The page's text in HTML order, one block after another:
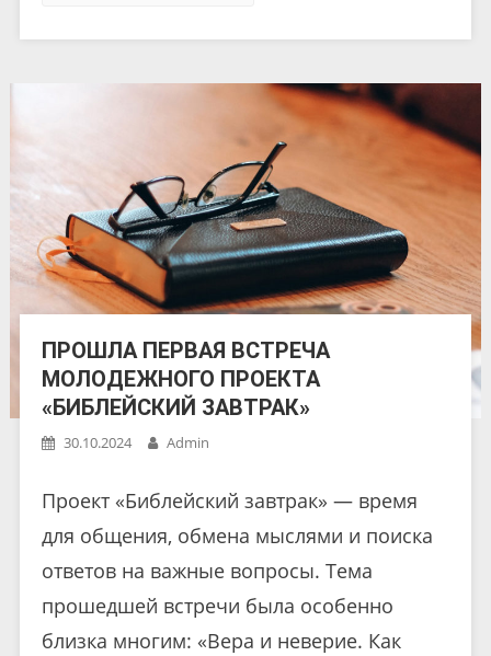
ПРОШЛА ПЕРВАЯ ВСТРЕЧА
МОЛОДЕЖНОГО ПРОЕКТА
«БИБЛЕЙСКИЙ ЗАВТРАК»
30.10.2024 Admin
Проект «Библейский завтрак» — время
для общения, обмена мыслями и поиска
ответов на важные вопросы. Тема
прошедшей встречи была особенно
близка многим: «Вера и неверие. Как